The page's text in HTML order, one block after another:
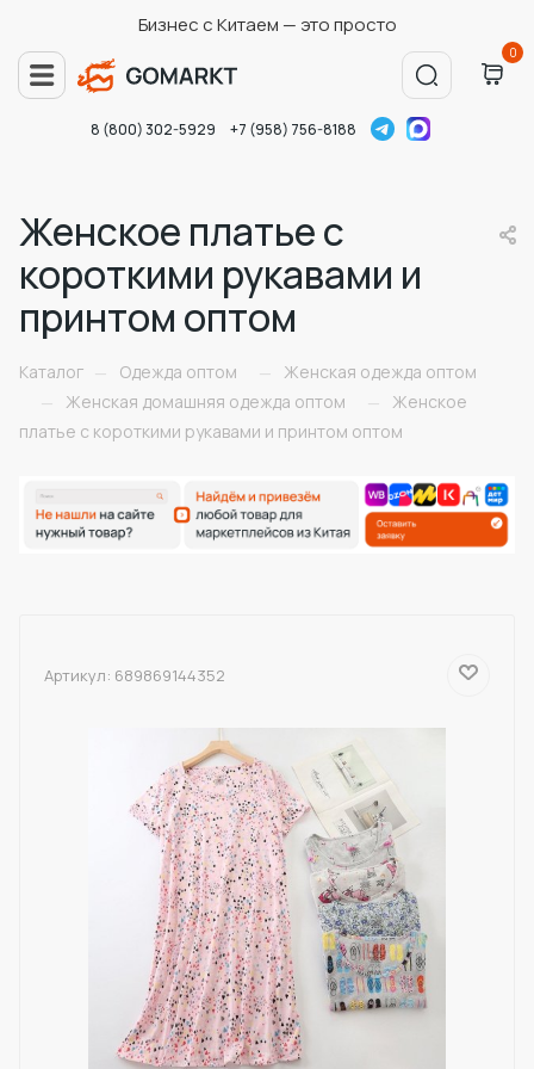
Бизнес с Китаем — это просто
0
8 (800) 302-5929 +7 (958) 756-8188
Женское платье с
короткими рукавами и
принтом оптом
Каталог — Одежда оптом —
Женская одежда оптом
—
Женская домашняя одежда оптом —
Женское
платье с короткими рукавами и принтом оптом
Артикул: 689869144352